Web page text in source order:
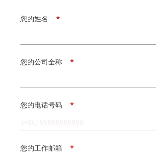
*
您的姓名
*
您的公司全称
*
您的电话号码
*
您的工作邮箱